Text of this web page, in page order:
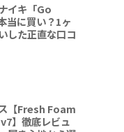
イキ「Go
当に買い？1ヶ
した正直な口コ
【Fresh Foam
】徹底レビュ